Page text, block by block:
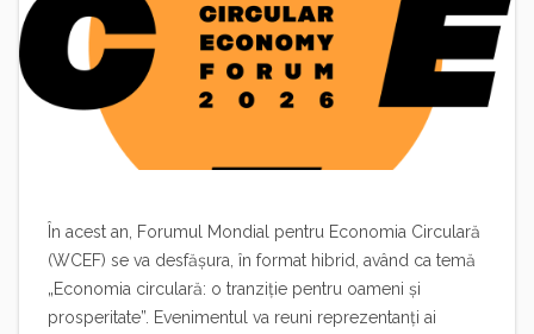
În acest an, Forumul Mondial pentru Economia Circulară
(WCEF) se va desfășura, în format hibrid, având ca temă
„Economia circulară: o tranziție pentru oameni și
prosperitate”. Evenimentul va reuni reprezentanți ai